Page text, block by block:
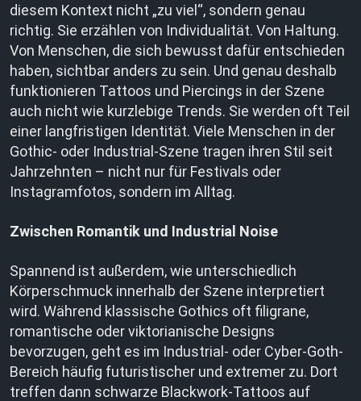
diesem Kontext nicht „zu viel“, sondern genau
richtig. Sie erzählen von Individualität. Von Haltung.
Von Menschen, die sich bewusst dafür entschieden
haben, sichtbar anders zu sein. Und genau deshalb
funktionieren Tattoos und Piercings in der Szene
auch nicht wie kurzlebige Trends. Sie werden oft Teil
einer langfristigen Identität. Viele Menschen in der
Gothic- oder Industrial-Szene tragen ihren Stil seit
Jahrzehnten – nicht nur für Festivals oder
Instagramfotos, sondern im Alltag.
Zwischen Romantik und Industrial Noise
Spannend ist außerdem, wie unterschiedlich
Körperschmuck innerhalb der Szene interpretiert
wird. Während klassische Gothics oft filigrane,
romantische oder viktorianische Designs
bevorzugen, geht es im Industrial- oder Cyber-Goth-
Bereich häufig futuristischer und extremer zu. Dort
treffen dann schwarze Blackwork-Tattoos auf